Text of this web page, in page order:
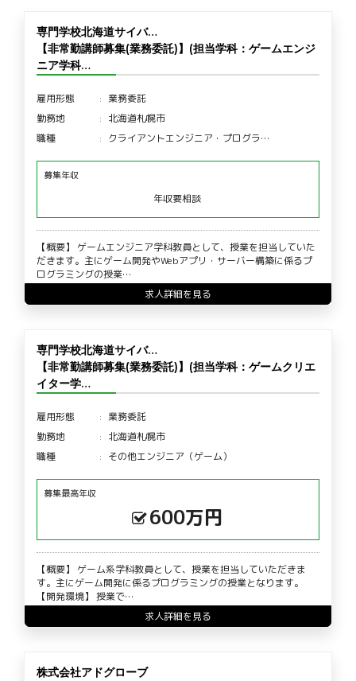
専門学校北海道サイバ…
【非常勤講師募集(業務委託)】(担当学科：ゲームエンジ
ニア学科…
雇用形態
業務委託
勤務地
北海道札幌市
職種
クライアントエンジニア・プログラ…
募集年収
年収要相談
【概要】 ゲームエンジニア学科教員として、授業を担当していた
だきます。主にゲーム開発やWebアプリ・サーバー構築に係るプ
ログラミングの授業…
求人詳細を見る
専門学校北海道サイバ…
【非常勤講師募集(業務委託)】(担当学科：ゲームクリエ
イター学…
雇用形態
業務委託
勤務地
北海道札幌市
職種
その他エンジニア（ゲーム）
募集最高年収
600万円
【概要】 ゲーム系学科教員として、授業を担当していただきま
す。主にゲーム開発に係るプログラミングの授業となります。
【開発環境】 授業で…
求人詳細を見る
株式会社アドグローブ